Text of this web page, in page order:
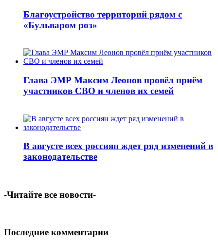
Благоустройство территорий рядом с
«Бульваром роз»
Глава ЭМР Максим Леонов провёл приём
участников СВО и членов их семей
В августе всех россиян ждет ряд изменений в
законодательстве
-Читайте все новости-
Последние комментарии